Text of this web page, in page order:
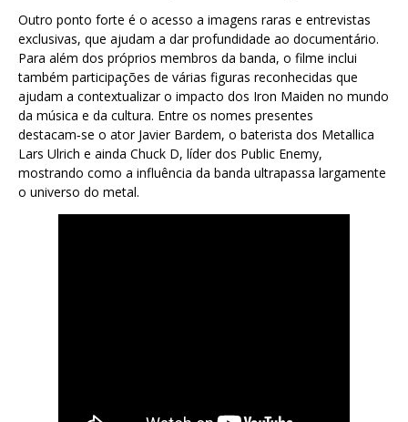
Outro ponto forte é o acesso a imagens raras e entrevistas
exclusivas, que ajudam a dar profundidade ao documentário.
Para além dos próprios membros da banda, o filme inclui
também participações de várias figuras reconhecidas que
ajudam a contextualizar o impacto dos Iron Maiden no mundo
da música e da cultura. Entre os nomes presentes
destacam‑se o ator Javier Bardem, o baterista dos Metallica
Lars Ulrich e ainda Chuck D, líder dos Public Enemy,
mostrando como a influência da banda ultrapassa largamente
o universo do metal.